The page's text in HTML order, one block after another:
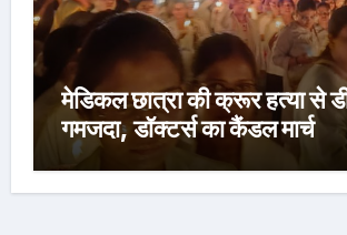
मेडिकल छात्रा की क्रूर हत्या से
गमजदा, डॉक्टर्स का कैंडल मार्च